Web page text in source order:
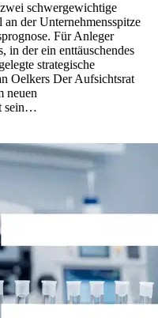
schwergewichtige
der Unternehmensspitze
Für Anleger
in der ein enttäuschendes
strategische
Oelkers Der Aufsichtsrat
neuen
sein…